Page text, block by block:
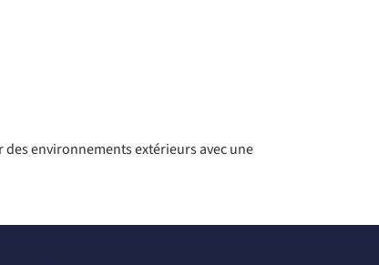
des environnements extérieurs avec une